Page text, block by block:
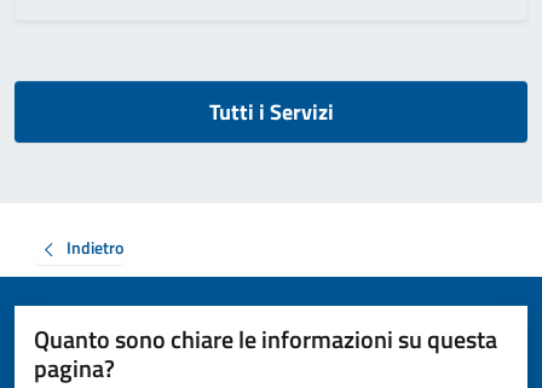
Tutti i Servizi
Indietro
Quanto sono chiare le informazioni su questa
pagina?